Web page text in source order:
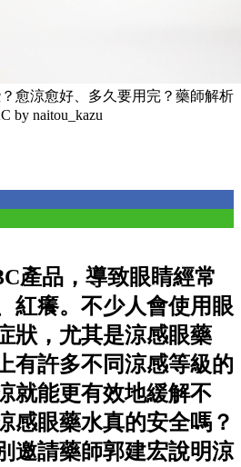
愈涼愈好、多久要用完？藥師解析
by naitou_kazu
產品，導致眼睛經常
紅癢。不少人會使用眼
狀，尤其是涼感眼藥
有許多不同涼感等級的
就能更有效地緩解不
感眼藥水真的安全嗎？
邀請藥師郭建宏說明涼